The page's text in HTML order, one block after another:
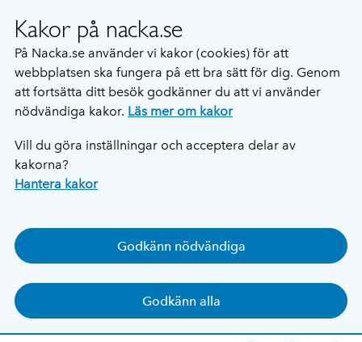
Kakor på nacka.se
På Nacka.se använder vi kakor (cookies) för att
webbplatsen ska fungera på ett bra sätt för dig. Genom
att fortsätta ditt besök godkänner du att vi använder
nödvändiga kakor. Läs mer om kakor
Vill du göra inställningar och acceptera delar av
kakorna?
Hantera kakor
Godkänn nödvändiga
Godkänn alla